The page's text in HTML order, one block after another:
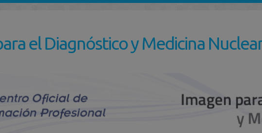
el Diagnóstico y Medicina